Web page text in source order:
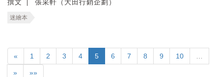
撰文 張采軒（大田行銷企劃）
迷繪本
« 1 2 3 4 5 6 7 8 9 10
» »»